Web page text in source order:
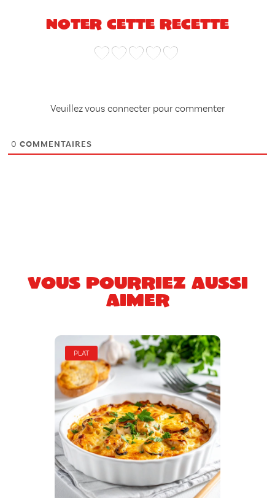
Noter cette recette
Veuillez vous connecter pour commenter
0 COMMENTAIRES
Vous pourriez aussi
aimer
PLAT